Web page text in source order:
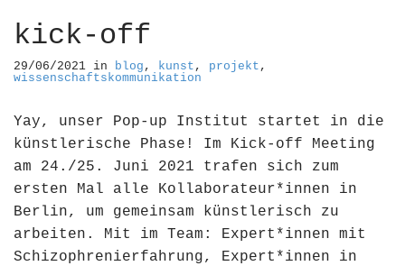
kick-off
29/06/2021 in blog , kunst , projekt ,
wissenschaftskommunikation
Yay, unser Pop-up Institut startet in die
künstlerische Phase! Im Kick-off Meeting
am 24./25. Juni 2021 trafen sich zum
ersten Mal alle Kollaborateur*innen in
Berlin, um gemeinsam künstlerisch zu
arbeiten. Mit im Team: Expert*innen mit
Schizophrenierfahrung, Expert*innen in